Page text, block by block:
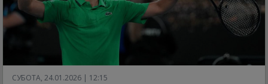
СУБОТА, 24.01.2026 | 12:15